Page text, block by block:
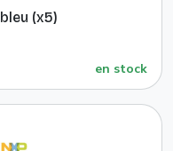
(x5)
en stock